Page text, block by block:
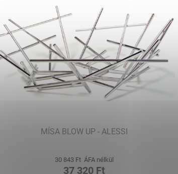
MÍSA BLOW UP - ALESSI
30 843 Ft ÁFA nélkül
37 320 Ft